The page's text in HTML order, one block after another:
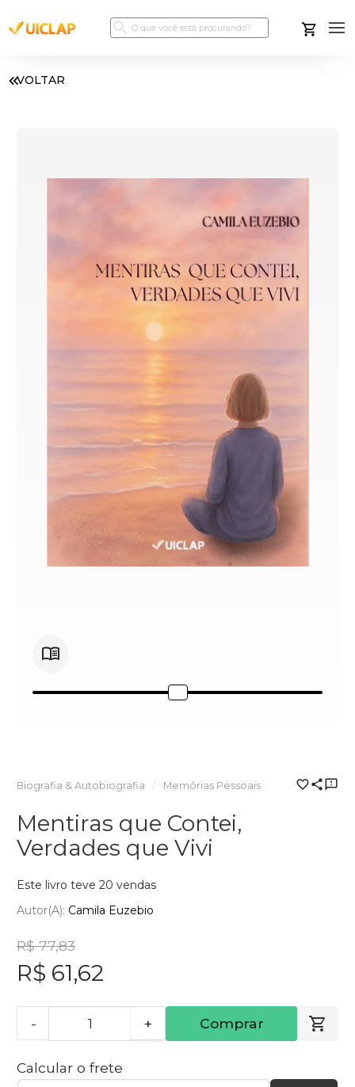
VOLTAR
Biografia & Autobiografia Memórias Pessoais
Mentiras que Contei,
Verdades que Vivi
Este livro teve 20 vendas
Autor(a): Camila Euzebio
R$ 77,83
R$ 61,62
- + Comprar
Calcular o frete